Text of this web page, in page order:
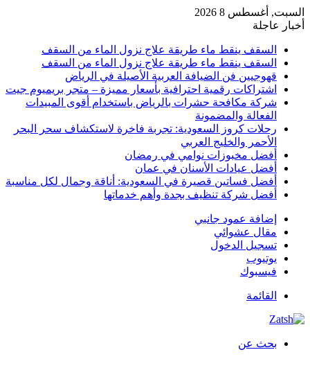
السبت, أغسطس 8 2026
أخبار عاجلة
السقف ينقط ماء طريقة علاج نزول الماء من السقف
السقف ينقط ماء طريقة علاج نزول الماء من السقف
قهوجيين فن الضيافة العربية الأصيلة في الرياض
اشتراكات رقمية احترافية بأسعار مميزة – متجر بريميوم جيت
شركة مكافحة حشرات بالرياض باستخدام أقوى المبيدات
الفعالة والمضمونة
رحلات كروز السعودية: تجربة فاخرة لاستكشاف سحر البحر
الأحمر والخليج العربي
أفضل مخبوزات نوامي في رمضان
أفضل عيادات الأسنان في عمان
أفضل فساتين قصيرة في السعودية: أناقة وجمال لكل مناسبة
أفضل شركة تنظيف بجدة وأهم خدماتها
إضافة عمود جانبي
مقال عشوائي
تسجيل الدخول
يوتيوب
فيسبوك
القائمة
بحث عن